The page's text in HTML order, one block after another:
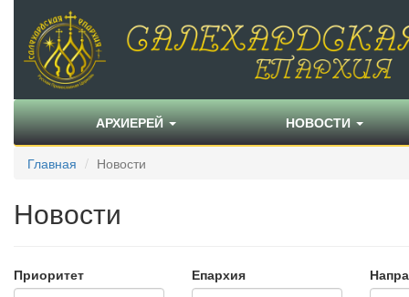
АРХИЕРЕЙ НОВОСТИ
Главная Новости
Новости
Приоритет Епархия